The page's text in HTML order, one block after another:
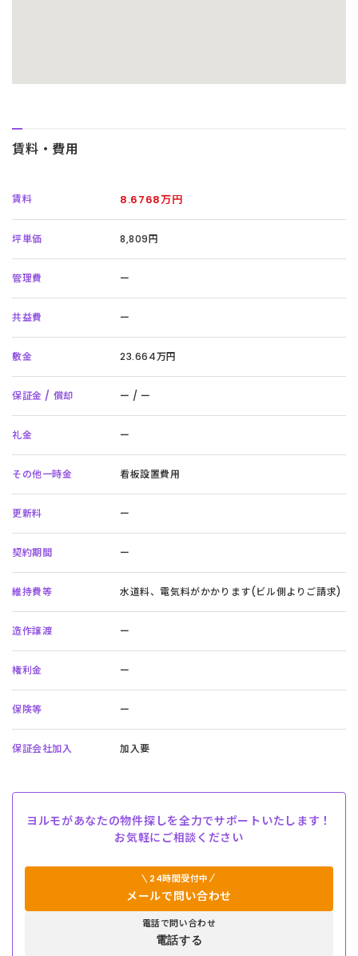
賃料・費用
賃料 8.6768万円
坪単価 8,809円
管理費 ー
共益費 ー
敷金 23.664万円
保証金 / 償却 ー / ー
礼金 ー
その他一時金 看板設置費用
更新料 ー
契約期間 ー
維持費等 水道料、電気料がかかります(ビル側よりご請求)
造作譲渡 ー
権利金 ー
保険等 ー
保証会社加入 加入要
ヨルモがあなたの物件探しを全力でサポートいたします！
お気軽にご相談ください
24時間受付中
メールで問い合わせ
電話で問い合わせ
電話する